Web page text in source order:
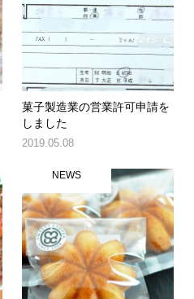
菓子製造業の営業許可申請を
しました
2019.05.08
NEWS